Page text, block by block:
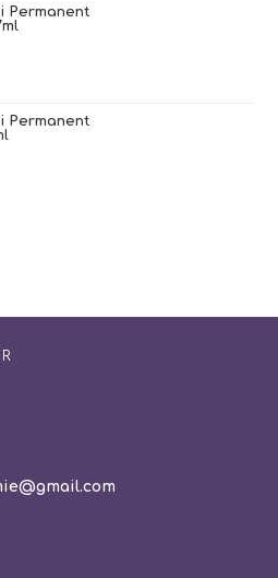
Permanent
Permanent
S’ouvre